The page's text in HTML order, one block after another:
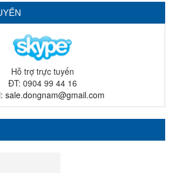
Hỗ trợ trực tuyến
ĐT: 0904 99 44 16
sale.dongnam@gmail.com